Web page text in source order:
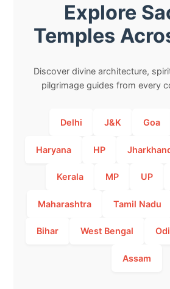
Explore
Temples
Discover divine architecture,
pilgrimage guides from every
Delhi J&K Goa
Haryana HP
Kerala MP UP
Maharashtra Tamil Nadu
Bihar West Bengal
Assam